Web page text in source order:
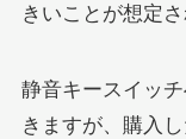
きいことが想定さ
静音キースイッ
きますが、購入